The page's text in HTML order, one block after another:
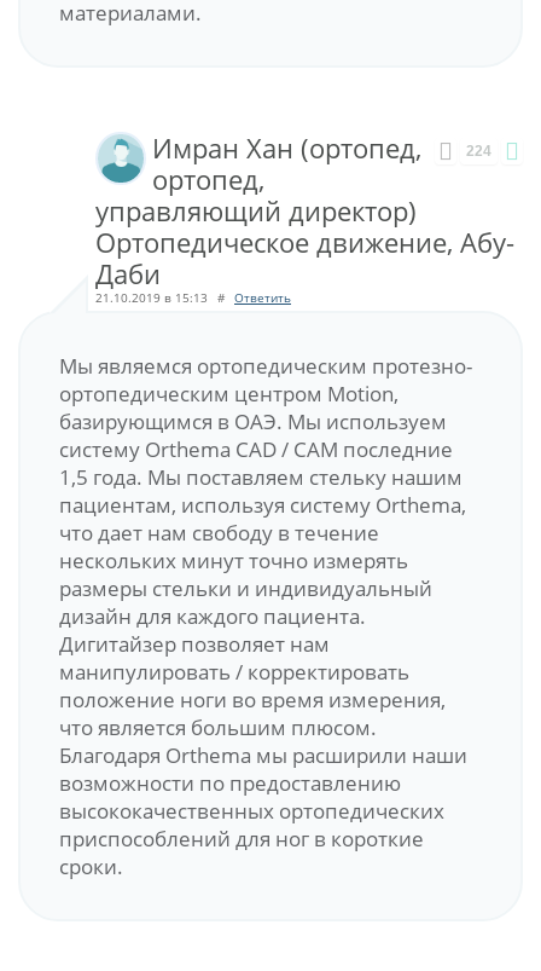
материалами.
224
Имран Хан (ортопед,
ортопед,
управляющий директор)
Ортопедическое движение, Абу-
Даби
21.10.2019 в 15:13 # Ответить
Мы являемся ортопедическим протезно-
ортопедическим центром Motion,
базирующимся в ОАЭ. Мы используем
систему Orthema CAD / CAM последние
1,5 года. Мы поставляем стельку нашим
пациентам, используя систему Orthema,
что дает нам свободу в течение
нескольких минут точно измерять
размеры стельки и индивидуальный
дизайн для каждого пациента.
Дигитайзер позволяет нам
манипулировать / корректировать
положение ноги во время измерения,
что является большим плюсом.
Благодаря Orthema мы расширили наши
возможности по предоставлению
высококачественных ортопедических
приспособлений для ног в короткие
сроки.